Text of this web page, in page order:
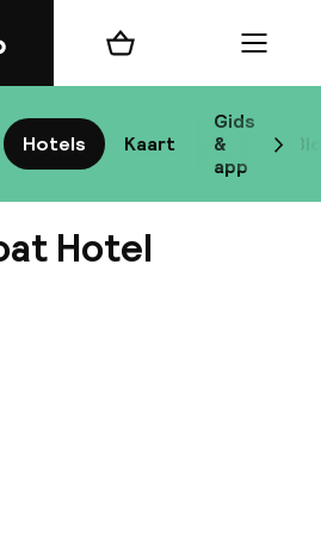
Hotels Kaart
Gids
&
app
Winkelmand Menu
Hotel